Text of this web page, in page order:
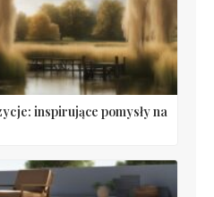
inspirujące pomysły na